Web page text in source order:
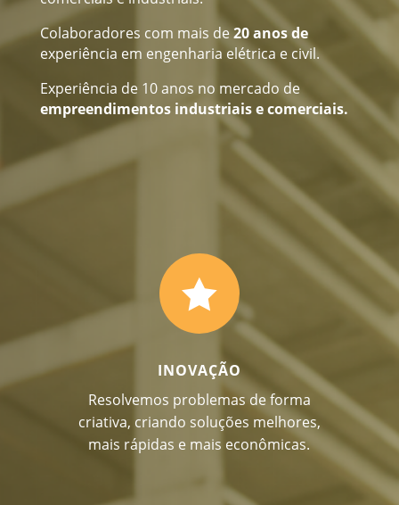
Colaboradores com mais de20 anos de
experiência em engenharia elétrica e civil.
Experiência de 10 anos no mercado de
empreendimentos industriais e comerciais.

INOVAÇÃO
Resolvemos problemas de forma
criativa, criando soluções melhores,
mais rápidas e mais econômicas.